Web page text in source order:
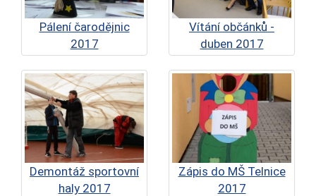
Pálení čarodějnic
2017
Vítání občánků -
duben 2017
Demontáž sportovní
haly 2017
Zápis do MŠ Telnice
2017